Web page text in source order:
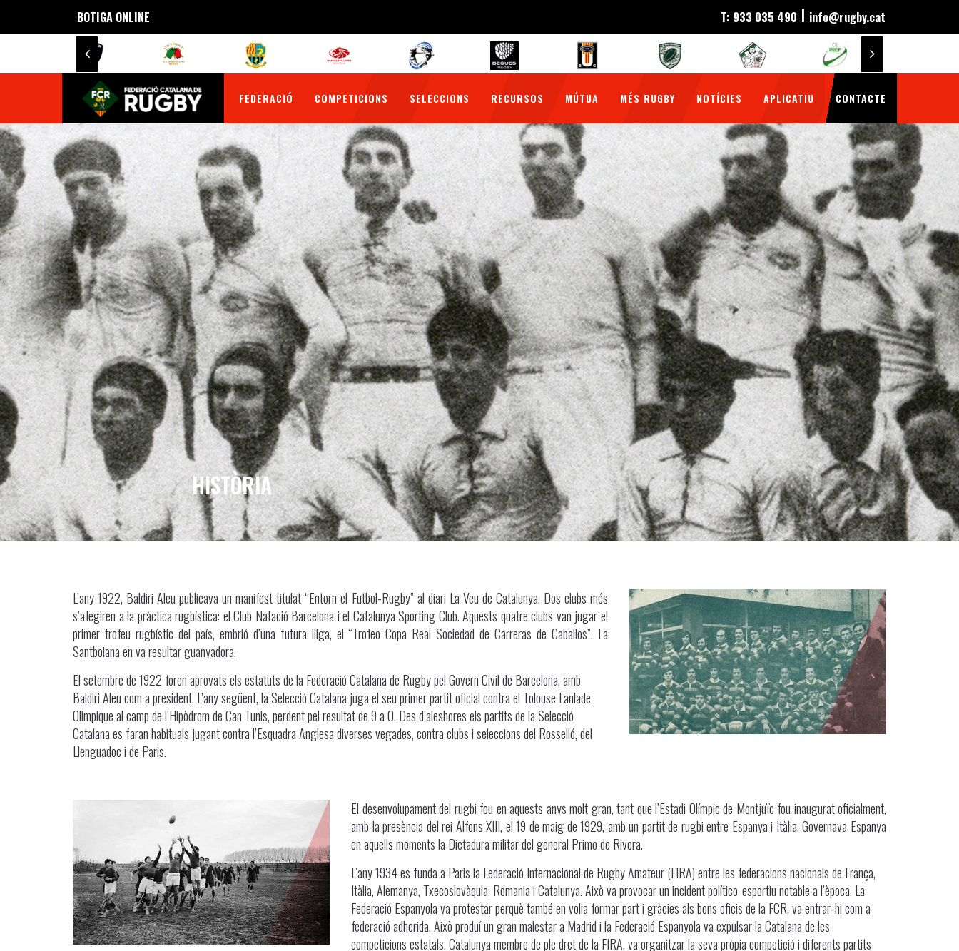
BOTIGA ONLINE T: 933 035 490 | info@rugby.cat
FEDERACIÓ COMPETICIONS SELECCIONS RECURSOS MÚTUA MÉS RUGBY NOTÍCIES APLICATIU CONTACTE
HISTÒRIA
L’any 1922, Baldiri Aleu publicava un manifest titulat “Entorn el Futbol-Rugby” al diari La Veu de Catalunya. Dos clubs més
s’afegiren a la pràctica rugbística: el Club Natació Barcelona i el Catalunya Sporting Club. Aquests quatre clubs van jugar el
primer trofeu rugbístic del país, embrió d’una futura lliga, el “Trofeo Copa Real Sociedad de Carreras de Caballos”. La
Santboiana en va resultar guanyadora.
El setembre de 1922 foren aprovats els estatuts de la Federació Catalana de Rugby pel Govern Civil de Barcelona, amb
Baldiri Aleu com a president. L’any següent, la Selecció Catalana juga el seu primer partit oficial contra el Tolouse Lanlade
Olimpique al camp de l’Hipòdrom de Can Tunis, perdent pel resultat de 9 a 0. Des d’aleshores els partits de la Selecció
Catalana es faran habituals jugant contra l’Esquadra Anglesa diverses vegades, contra clubs i seleccions del Rosselló, del
Llenguadoc i de Paris.
El desenvolupament del rugbi fou en aquests anys molt gran, tant que l’Estadi Olímpic de Montjuïc fou inaugurat oficialment,
amb la presència del rei Alfons XIII, el 19 de maig de 1929, amb un partit de rugbi entre Espanya i Itàlia. Governava Espanya
en aquells moments la Dictadura militar del general Primo de Rivera.
L’any 1934 es funda a Paris la Federació Internacional de Rugby Amateur (FIRA) entre les federacions nacionals de França,
Itàlia, Alemanya, Txecoslovàquia, Romania i Catalunya. Això va provocar un incident político-esportiu notable a l’època. La
Federació Espanyola va protestar perquè també en volia formar part i gràcies als bons oficis de la FCR, va entrar-hi com a
federació adherida. Això produí un gran malestar a Madrid i la Federació Espanyola va expulsar la Catalana de les
competicions estatals. Catalunya membre de ple dret de la FIRA, va organitzar la seva pròpia competició i diferents partits